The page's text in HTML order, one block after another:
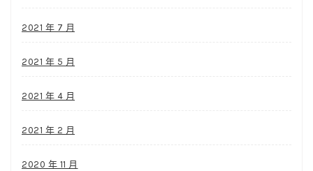
2021 年 7 月
2021 年 5 月
2021 年 4 月
2021 年 2 月
2020 年 11 月